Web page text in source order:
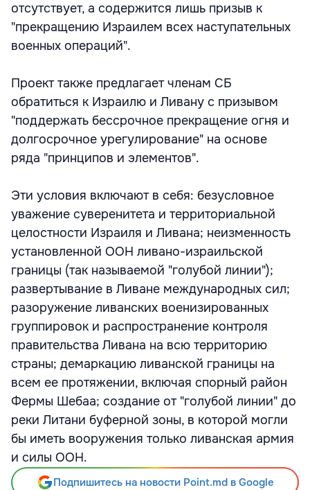
отсутствует, а содержится лишь призыв к
"прекращению Израилем всех наступательных
военных операций".
Проект также предлагает членам СБ
обратиться к Израилю и Ливану с призывом
"поддержать бессрочное прекращение огня и
долгосрочное урегулирование" на основе
ряда "принципов и элементов".
Эти условия включают в себя: безусловное
уважение суверенитета и территориальной
целостности Израиля и Ливана; неизменность
установленной ООН ливано-израильской
границы (так называемой "голубой линии");
развертывание в Ливане международных сил;
разоружение ливанских военизированных
группировок и распространение контроля
правительства Ливана на всю территорию
страны; демаркацию ливанской границы на
всем ее протяжении, включая спорный район
Фермы Шебаа; создание от "голубой линии" до
реки Литани буферной зоны, в которой могли
бы иметь вооружения только ливанская армия
и силы ООН.
Подпишитесь на новости Point.md в Google